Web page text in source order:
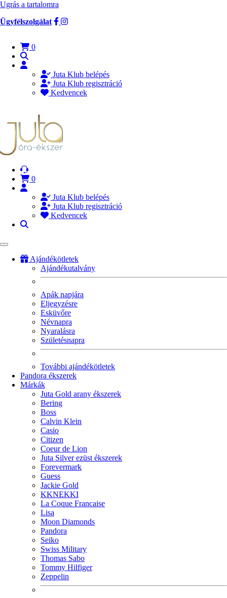
Ugrás a tartalomra
Ügyfélszolgálat
0
Juta Klub belépés
Juta Klub regisztráció
Kedvencek
0
Juta Klub belépés
Juta Klub regisztráció
Kedvencek
Ajándékötletek
Ajándékutalvány
Apák napjára
Eljegyzésre
Esküvőre
Névnapra
Nyaralásra
Születésnapra
További ajándékötletek
Pandora ékszerek
Márkák
Juta Gold arany ékszerek
Bering
Boss
Calvin Klein
Casio
Citizen
Coeur de Lion
Juta Silver ezüst ékszerek
Forevermark
Guess
Jackie Gold
KKNEKKI
La Coque Francaise
Lisa
Moon Diamonds
Pandora
Seiko
Swiss Military
Thomas Sabo
Tommy Hilfiger
Zeppelin